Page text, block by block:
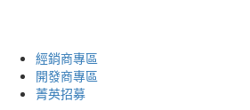
經銷商專區
開發商專區
菁英招募